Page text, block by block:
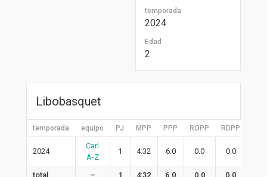
temporada
2024
Edad
2
Libobasquet
temporada equipo PJ MPP PPP ROPP RDPP
2024
Carl
A-Z
1 4:32 6.0 0.0 0.0
total – 1 4:32 6.0 0.0 0.0